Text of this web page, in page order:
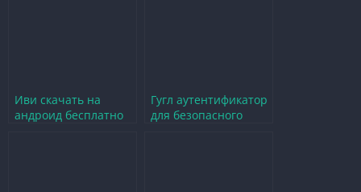
Иви скачать на
андроид бесплатно
Гугл аутентификатор
для безопасного